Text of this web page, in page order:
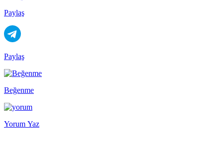
Paylaş
Paylaş
Beğenme
Yorum Yaz